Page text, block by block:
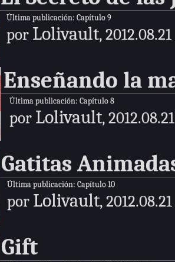
Última publicación: Capítulo 9
por Lolivault, 2012.08.21
Enseñando la
Última publicación: Capítulo 8
por Lolivault, 2012.08.21
Gatitas
Última publicación: Capítulo 10
por Lolivault, 2012.08.21
Gift